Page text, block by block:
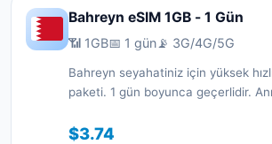
Bahreyn eSIM 1GB - 1 Gün
📶 1GB📅 1 gün📡 3G/4G/5G
Bahreyn seyahatiniz için yüksek
paketi. 1 gün boyunca geçerlidir.
$3.74